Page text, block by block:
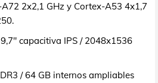
2x2,1 GHz y Cortex-A53 4x1,7
9,7" capacitiva IPS / 2048x1536
/ 64 GB internos ampliables